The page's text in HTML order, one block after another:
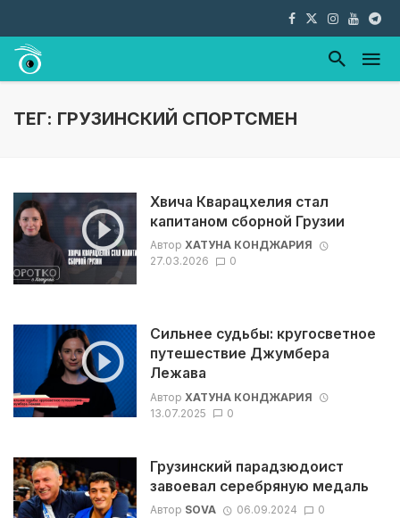
ТЕГ: ГРУЗИНСКИЙ СПОРТСМЕН
Хвича Кварацхелия стал
капитаном сборной Грузии
Автор ХАТУНА КОНДЖАРИЯ
27.03.2026
0
Сильнее судьбы: кругосветное
путешествие Джумбера
Лежава
Автор ХАТУНА КОНДЖАРИЯ
13.07.2025
0
Грузинский парадзюдоист
завоевал серебряную медаль
Автор SOVA 06.09.2024 0